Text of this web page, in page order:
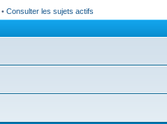
• Consulter les sujets actifs